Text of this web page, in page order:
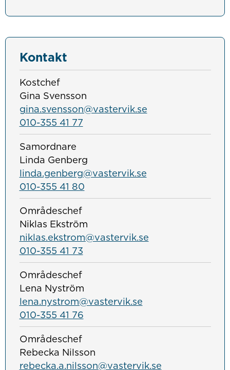
Kontakt
Kostchef
Gina Svensson
gina.svensson@vastervik.se
010-355 41 77
Samordnare
Linda Genberg
linda.genberg@vastervik.se
010-355 41 80
Områdeschef
Niklas Ekström
niklas.ekstrom@vastervik.se
010-355 41 73
Områdeschef
Lena Nyström
lena.nystrom@vastervik.se
010-355 41 76
Områdeschef
Rebecka Nilsson
rebecka.a.nilsson@vastervik.se